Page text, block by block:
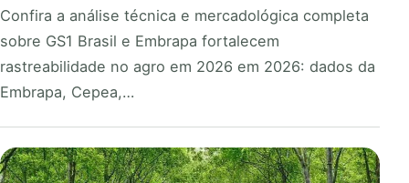
Confira a análise técnica e mercadológica completa
sobre GS1 Brasil e Embrapa fortalecem
rastreabilidade no agro em 2026 em 2026: dados da
Embrapa, Cepea,…